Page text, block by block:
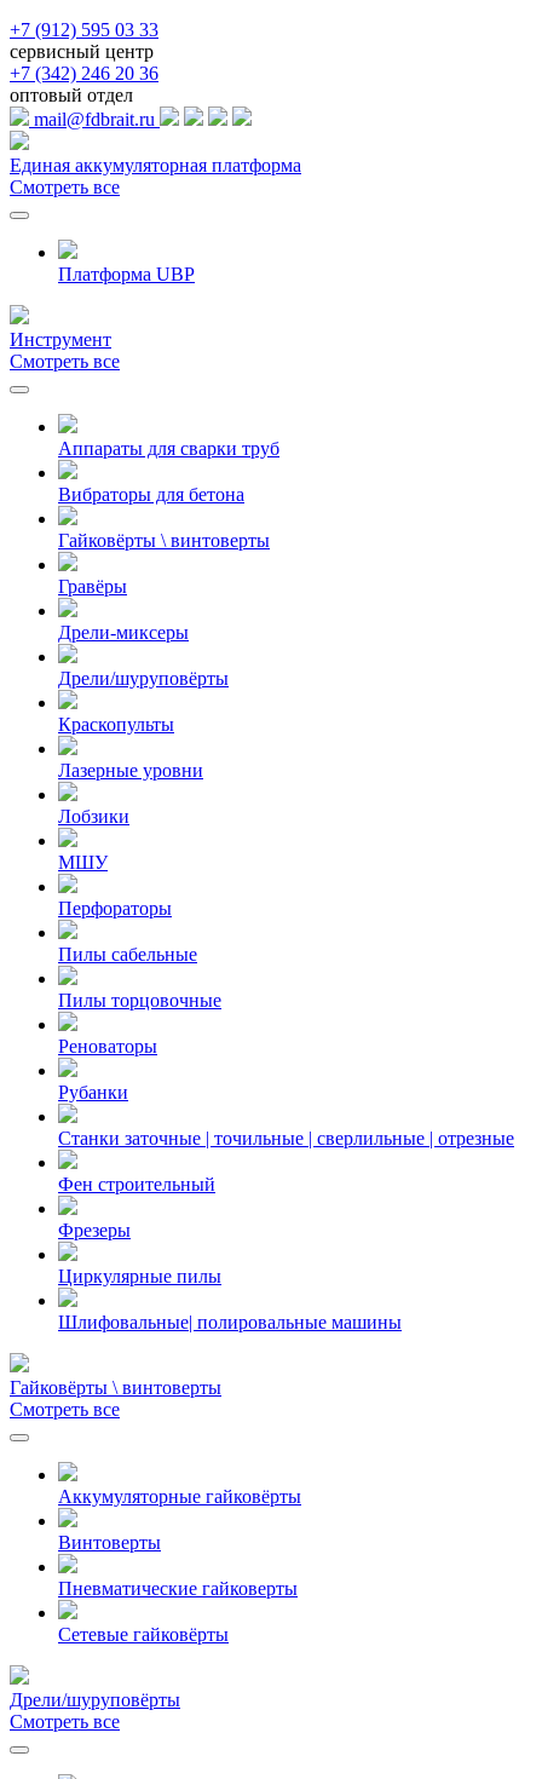
+7 (912) 595 03 33
сервисный центр
+7 (342) 246 20 36
оптовый отдел
mail@fdbrait.ru
Единая аккумуляторная платформа
Смотреть все
Платформа UBP
Инcтрумент
Смотреть все
Аппараты для сварки труб
Вибраторы для бетона
Гайковёрты \ винтоверты
Гравёры
Дрели-миксеры
Дрели/шуруповёрты
Краскопульты
Лазерные уровни
Лобзики
МШУ
Перфораторы
Пилы сабельные
Пилы торцовочные
Реноваторы
Рубанки
Станки заточные | точильные | сверлильные | отрезные
Фен строительный
Фрезеры
Циркулярные пилы
Шлифовальные| полировальные машины
Гайковёрты \ винтоверты
Смотреть все
Аккумуляторные гайковёрты
Винтоверты
Пневматические гайковерты
Сетевые гайковёрты
Дрели/шуруповёрты
Смотреть все